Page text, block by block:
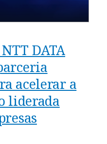
DATA
acelerar a
liderada